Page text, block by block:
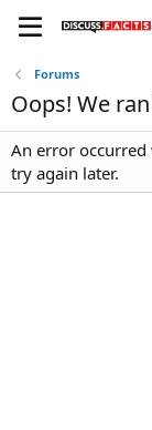
Forums
Oops! We
An error occurred
try again later.